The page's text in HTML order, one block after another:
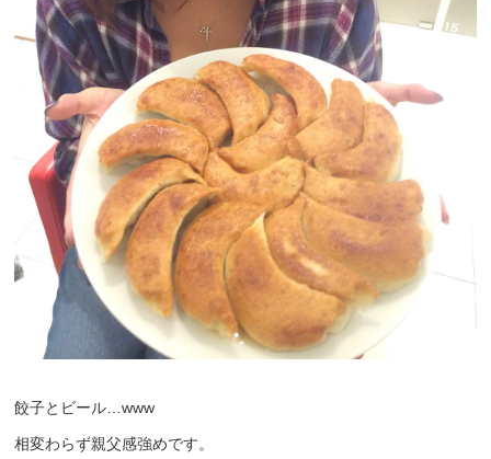
餃子とビール…www
相変わらず親父感強めです。